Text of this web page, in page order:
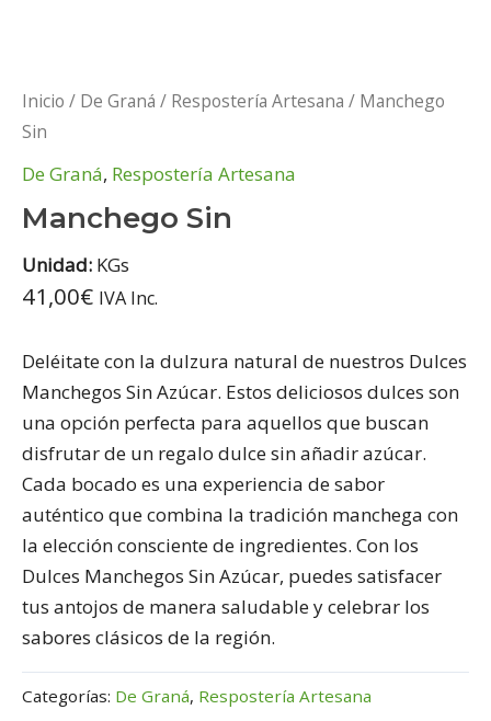
Inicio / De Graná / Respostería Artesana / Manchego
Sin
De Graná, Respostería Artesana
Manchego Sin
Unidad: KGs
41,00€ IVA Inc.
Deléitate con la dulzura natural de nuestros Dulces
Manchegos Sin Azúcar. Estos deliciosos dulces son
una opción perfecta para aquellos que buscan
disfrutar de un regalo dulce sin añadir azúcar.
Cada bocado es una experiencia de sabor
auténtico que combina la tradición manchega con
la elección consciente de ingredientes. Con los
Dulces Manchegos Sin Azúcar, puedes satisfacer
tus antojos de manera saludable y celebrar los
sabores clásicos de la región.
Categorías: De Graná, Respostería Artesana